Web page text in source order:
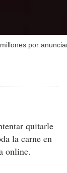
por
quitarle
la carne en
online.